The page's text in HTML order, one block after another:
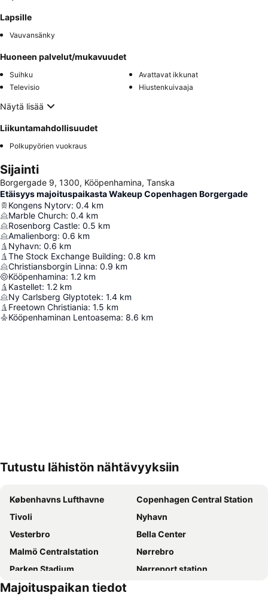
Lapsille
Vauvansänky
Huoneen palvelut/mukavuudet
Suihku
Avattavat ikkunat
Televisio
Hiustenkuivaaja
Näytä lisää
Liikuntamahdollisuudet
Polkupyörien vuokraus
Sijainti
Borgergade 9, 1300, Kööpenhamina, Tanska
Etäisyys majoituspaikasta Wakeup Copenhagen Borgergade
Kongens Nytorv: 0.4 km
Marble Church: 0.4 km
Rosenborg Castle: 0.5 km
Amalienborg: 0.6 km
Nyhavn: 0.6 km
The Stock Exchange Building: 0.8 km
Christiansborgin Linna: 0.9 km
Kööpenhamina: 1.2 km
Kastellet: 1.2 km
Ny Carlsberg Glyptotek: 1.4 km
Freetown Christiania: 1.5 km
Kööpenhaminan Lentoasema: 8.6 km
Tutustu lähistön nähtävyyksiin
Københavns Lufthavne
Copenhagen Central Station
Tivoli
Nyhavn
Vesterbro
Bella Center
Malmö Centralstation
Nørrebro
Parken Stadium
Nørreport station
Indre By
Majoituspaikan tiedot